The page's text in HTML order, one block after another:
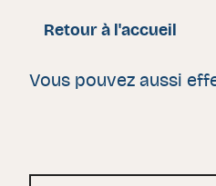
Retour à l'accueil
Vous pouvez aussi